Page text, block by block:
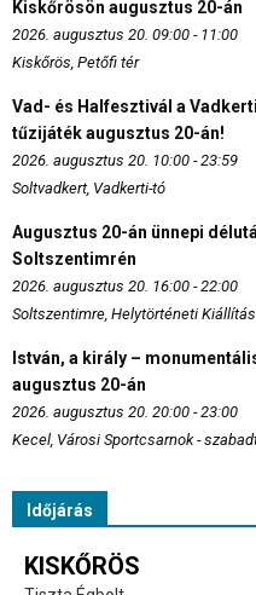
Kiskőrösön augusztus 20-án
2026. augusztus 20. 09:00 - 11:00
Kiskőrös, Petőfi tér
Vad- és Halfesztivál a
tűzijáték augusztus 20-án!
2026. augusztus 20. 10:00 - 23:59
Soltvadkert, Vadkerti-tó
Augusztus 20-án ünnepi
Soltszentimrén
2026. augusztus 20. 16:00 - 22:00
Soltszentimre, Helytörténeti
István, a király –
augusztus 20-án
2026. augusztus 20. 20:00 - 23:00
Kecel, Városi Sportcsarnok -
Időjárás
KISKŐRÖS